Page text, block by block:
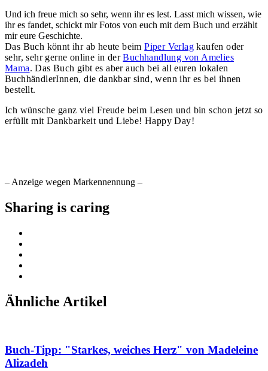
Und ich freue mich so sehr, wenn ihr es lest. Lasst mich wissen, wie
ihr es fandet, schickt mir Fotos von euch mit dem Buch und erzählt
mir eure Geschichte.
Das Buch könnt ihr ab heute beimPiper Verlag kaufen oder
sehr, sehr gerne online in derBuchhandlung von Amelies
Mama. Das Buch gibt es aber auch bei all euren lokalen
BuchhändlerInnen, die dankbar sind, wenn ihr es bei ihnen
bestellt.
Ich wünsche ganz viel Freude beim Lesen und bin schon jetzt so
erfüllt mit Dankbarkeit und Liebe! Happy Day!
– Anzeige wegen Markennennung –
Sharing is caring
Ähnliche Artikel
Buch-Tipp: "Starkes, weiches Herz" von Madeleine
Alizadeh